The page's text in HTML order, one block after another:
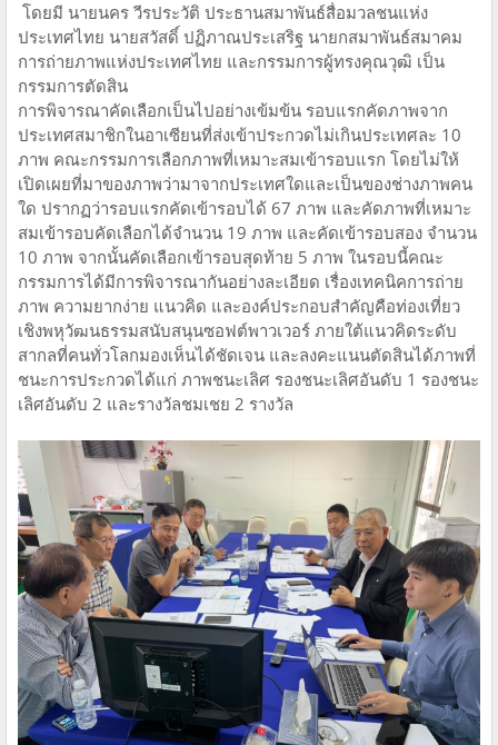
โดยมี นายนคร วีรประวัติ ประธานสมาพันธ์สื่อมวลชนแห่ง
ประเทศไทย นายสวัสดิ์ ปฏิภาณประเสริฐ นายกสมาพันธ์สมาคม
การถ่ายภาพแห่งประเทศไทย และกรรมการผู้ทรงคุณวุฒิ เป็น
กรรมการตัดสิน
การพิจารณาคัดเลือกเป็นไปอย่างเข้มข้น รอบแรกคัดภาพจาก
ประเทศสมาชิกในอาเซียนที่ส่งเข้าประกวดไม่เกินประเทศละ 10
ภาพ คณะกรรมการเลือกภาพที่เหมาะสมเข้ารอบแรก โดยไม่ให้
เปิดเผยที่มาของภาพว่ามาจากประเทศใดและเป็นของช่างภาพคน
ใด ปรากฏว่ารอบแรกคัดเข้ารอบได้ 67 ภาพ และคัดภาพที่เหมาะ
สมเข้ารอบคัดเลือกได้จำนวน 19 ภาพ และคัดเข้ารอบสอง จำนวน
10 ภาพ จากนั้นคัดเลือกเข้ารอบสุดท้าย 5 ภาพ ในรอบนี้คณะ
กรรมการได้มีการพิจารณากันอย่างละเอียด เรื่องเทคนิคการถ่าย
ภาพ ความยากง่าย แนวคิด และองค์ประกอบสำคัญคือท่องเที่ยว
เชิงพหุวัฒนธรรมสนับสนุนซอฟต์พาวเวอร์ ภายใต้แนวคิดระดับ
สากลที่คนทั่วโลกมองเห็นได้ชัดเจน และลงคะแนนตัดสินได้ภาพที่
ชนะการประกวดได้แก่ ภาพชนะเลิศ รองชนะเลิศอันดับ 1 รองชนะ
เลิศอันดับ 2 และรางวัลชมเชย 2 รางวัล